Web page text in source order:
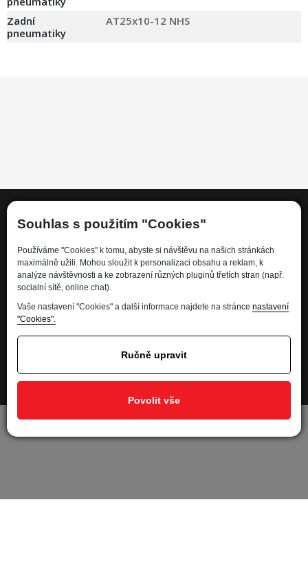
Souhlas s použitím "Cookies"
Používáme "Cookies" k tomu, abyste si návštěvu na našich stránkách
maximálně užili. Mohou sloužit k personalizaci obsahu a reklam, k
analýze návštěvnosti a ke zobrazení různých pluginů třetích stran (např.
socialní sítě, online chat).
Vaše nastavení "Cookies" a další informace najdete na stránce nastavení
"Cookies".
Ručně upravit
Povolit vše
Zadní
pneumatiky
AT25x10-12 NHS
Kdo jsme
Kariéra
Ochrana osobních údajů - GDPR
Developed by